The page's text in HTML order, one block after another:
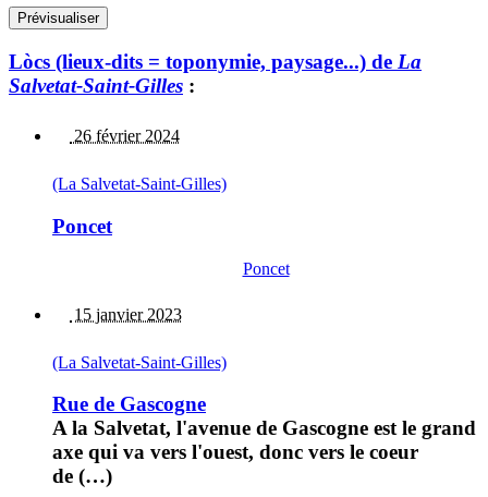
Lòcs (lieux-dits = toponymie, paysage...) de La
Salvetat-Saint-Gilles :
26 février 2024
(La Salvetat-Saint-Gilles)
Poncet
Poncet
15 janvier 2023
(La Salvetat-Saint-Gilles)
Rue de Gascogne
A la Salvetat, l'avenue de Gascogne est le grand
axe qui va vers l'ouest, donc vers le coeur
de (…)